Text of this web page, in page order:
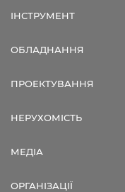
ІНСТРУМЕНТ
ОБЛАДНАННЯ
ПРОЕКТУВАННЯ
НЕРУХОМІСТЬ
МЕДІА
ОРГАНІЗАЦІЇ